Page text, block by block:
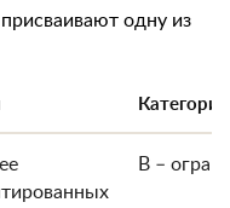
одну из
В –